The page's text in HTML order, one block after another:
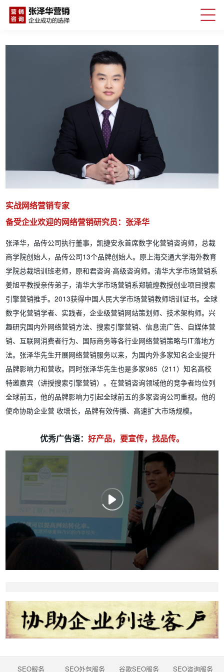
实战网络营销专家
备受企业欢迎的网络营销研究员：张泽华
张泽华，品传公司执行董事，凯捷安永首席数字化营销咨询师，总裁
商学院创始人，品传公司13个品牌创始人。原上海交通大学海外教育
学院总裁培训班老师，原和君咨询·高级咨询师。清华大学市场营销系
姜旭平教授亲传弟子，清华大学市场营销系郑毓煌教授创业项目搜索
引擎营销推手。2013获得中国人民大学市场营销教师培训证书。全球
数字化营销学者、实践者，企业级营销网站策划师、技术架构师。兴
趣研究国内外网络营销方法、搜索引擎营销、信息流广告、自媒体营
销、互联网消费者行为、国际商务等各行业网络营销策略与IT落地方
法。张泽华先生开展网络营销服务以来，为国内外多家知名企业提升
品牌影响力和营收。同时张泽华先生也是多家985（211）知名高校
特邀嘉宾（讲授搜索引擎营销）。在营销咨询领域他的竞争者均位列
全球前五，他的品牌影响力引起全球前五的多家咨询公司重视。他的
使命协助企业营 收增长，品牌有效传播、高速扩大市场规模。
优秀广告语： 好产品，要宣传，找品传。
SEO服务 SEO外包服务 谷歌SEO服务 SEO咨询服务